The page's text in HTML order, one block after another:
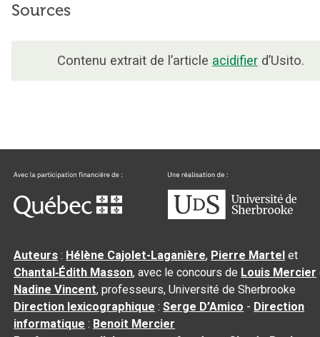
Sources
Contenu extrait de l’article acidifier d’Usito.
Auteurs : Hélène Cajolet-Laganière, Pierre Martel et
Chantal‑Édith Masson, avec le concours de Louis Mercier
Nadine Vincent, professeurs, Université de Sherbrooke
Direction lexicographique :Serge D’Amico - Direction
informatique : Benoit Mercier